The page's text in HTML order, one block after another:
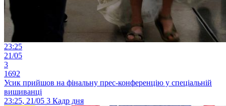
23:25
21/05
3
1692
Усик прийшов на фінальну прес-конференцію у спеціальній
вишиванці
23:25, 21/05 3 Кадр дня